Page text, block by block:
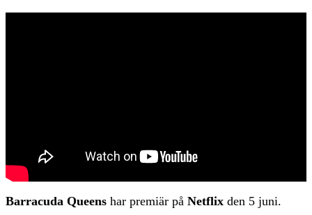
Barracuda Queens har premiär på Netflix den 5 juni.